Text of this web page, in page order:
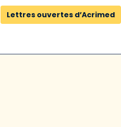
Lettres ouvertes d’Acrimed